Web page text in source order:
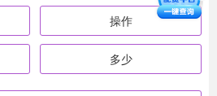
操作
多少